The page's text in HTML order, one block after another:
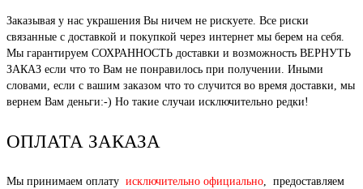
Заказывая у нас украшения Вы ничем не рискуете. Все риски
связанные с доставкой и покупкой через интернет мы берем на себя.
Мы гарантируем СОХРАННОСТЬ доставки и возможность ВЕРНУТЬ
ЗАКАЗ если что то Вам не понравилось при получении. Иными
словами, если с вашим заказом что то случится во время доставки, мы
вернем Вам деньги:-) Но такие случаи исключительно редки!
ОПЛАТА ЗАКАЗА
Мы принимаем оплату исключительно официально, предоставляем